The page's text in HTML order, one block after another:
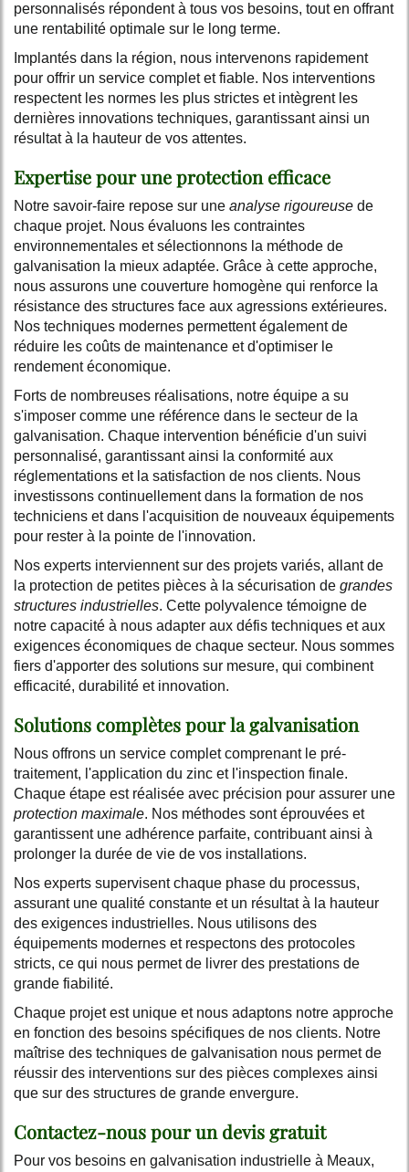
personnalisés répondent à tous vos besoins, tout en offrant
une rentabilité optimale sur le long terme.
Implantés dans la région, nous intervenons rapidement
pour offrir un service complet et fiable. Nos interventions
respectent les normes les plus strictes et intègrent les
dernières innovations techniques, garantissant ainsi un
résultat à la hauteur de vos attentes.
Expertise pour une protection efficace
Notre savoir-faire repose sur une analyse rigoureuse de
chaque projet. Nous évaluons les contraintes
environnementales et sélectionnons la méthode de
galvanisation la mieux adaptée. Grâce à cette approche,
nous assurons une couverture homogène qui renforce la
résistance des structures face aux agressions extérieures.
Nos techniques modernes permettent également de
réduire les coûts de maintenance et d'optimiser le
rendement économique.
Forts de nombreuses réalisations, notre équipe a su
s'imposer comme une référence dans le secteur de la
galvanisation. Chaque intervention bénéficie d'un suivi
personnalisé, garantissant ainsi la conformité aux
réglementations et la satisfaction de nos clients. Nous
investissons continuellement dans la formation de nos
techniciens et dans l'acquisition de nouveaux équipements
pour rester à la pointe de l'innovation.
Nos experts interviennent sur des projets variés, allant de
la protection de petites pièces à la sécurisation de grandes
structures industrielles. Cette polyvalence témoigne de
notre capacité à nous adapter aux défis techniques et aux
exigences économiques de chaque secteur. Nous sommes
fiers d'apporter des solutions sur mesure, qui combinent
efficacité, durabilité et innovation.
Solutions complètes pour la galvanisation
Nous offrons un service complet comprenant le pré-
traitement, l'application du zinc et l'inspection finale.
Chaque étape est réalisée avec précision pour assurer une
protection maximale. Nos méthodes sont éprouvées et
garantissent une adhérence parfaite, contribuant ainsi à
prolonger la durée de vie de vos installations.
Nos experts supervisent chaque phase du processus,
assurant une qualité constante et un résultat à la hauteur
des exigences industrielles. Nous utilisons des
équipements modernes et respectons des protocoles
stricts, ce qui nous permet de livrer des prestations de
grande fiabilité.
Chaque projet est unique et nous adaptons notre approche
en fonction des besoins spécifiques de nos clients. Notre
maîtrise des techniques de galvanisation nous permet de
réussir des interventions sur des pièces complexes ainsi
que sur des structures de grande envergure.
Contactez-nous pour un devis gratuit
Pour vos besoins en galvanisation industrielle à Meaux,